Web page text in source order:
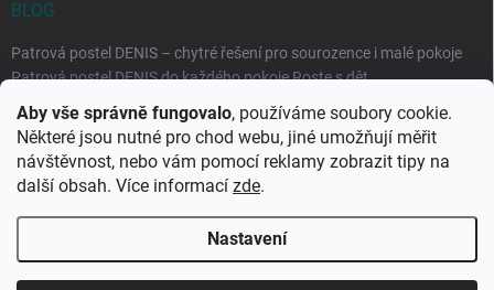
Aby vše správně fungovalo, používáme soubory cookie.
Některé jsou nutné pro chod webu, jiné umožňují měřit
návštěvnost, nebo vám pomocí reklamy zobrazit tipy na
další obsah. Více informací zde.
Nastavení
BLOG
Patrová postel DENIS – chytré řešení pro sourozence i malé pokoje
Patrová postel DENIS do každého pokoje Roste s dět...
Rozkládací postele RELAX – ideální řešení pro malé prostory i
každodenní spaní
Rozkládací postel, která se přizpůsobí vašemu živo...
Copyright 2026DK-obchod.cz. Všechna práva vyhrazena.Upravit